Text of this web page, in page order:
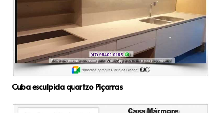
Cuba esculpida quartzo Piçarras